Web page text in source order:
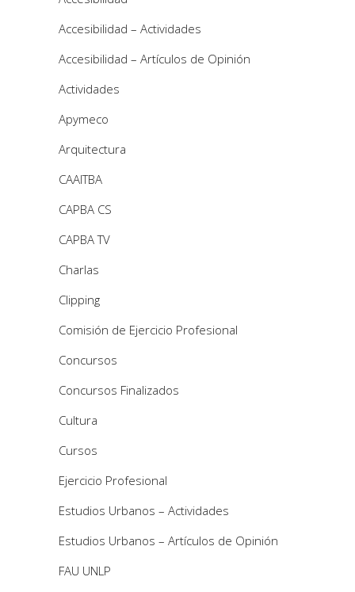
Accesibilidad – Actividades
Accesibilidad – Artículos de Opinión
Actividades
Apymeco
Arquitectura
CAAITBA
CAPBA CS
CAPBA TV
Charlas
Clipping
Comisión de Ejercicio Profesional
Concursos
Concursos Finalizados
Cultura
Cursos
Ejercicio Profesional
Estudios Urbanos – Actividades
Estudios Urbanos – Artículos de Opinión
FAU UNLP